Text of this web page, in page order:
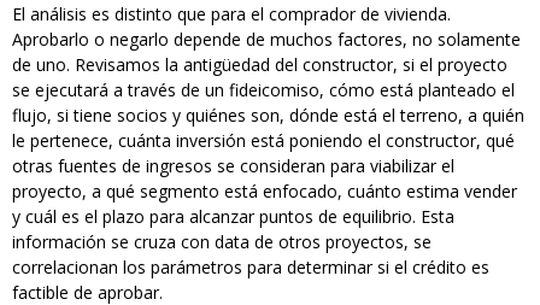
El análisis es distinto que para el comprador de vivienda.
Aprobarlo o negarlo depende de muchos factores, no solamente
de uno. Revisamos la antigüedad del constructor, si el proyecto
se ejecutará a través de un fideicomiso, cómo está planteado el
flujo, si tiene socios y quiénes son, dónde está el terreno, a quién
le pertenece, cuánta inversión está poniendo el constructor, qué
otras fuentes de ingresos se consideran para viabilizar el
proyecto, a qué segmento está enfocado, cuánto estima vender
y cuál es el plazo para alcanzar puntos de equilibrio. Esta
información se cruza con data de otros proyectos, se
correlacionan los parámetros para determinar si el crédito es
factible de aprobar.